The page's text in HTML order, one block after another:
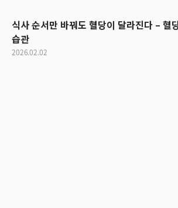
식사 순서만 바꿔도 혈당이 달라진다 – 혈
습관
2026.02.02